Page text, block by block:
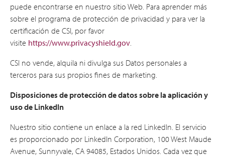
puede encontrarse en nuestro sitio Web. Para aprender más
sobre el programa de protección de privacidad y para ver la
certificación de CSI, por favor
visite https://www.privacyshield.gov
CSI no vende, alquila ni divulga sus Datos personales a
terceros para sus propios fines de marketing.
Disposiciones de protección de datos sobre la aplicación y
uso de LinkedIn
Nuestro sitio contiene un enlace a la red LinkedIn. El servicio
es proporcionado por LinkedIn Corporation, 100 West Maude
Avenue, Sunnyvale, CA 94085, Estados Unidos. Cada vez que